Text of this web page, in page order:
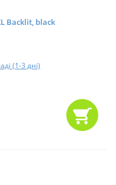
Backlit, black
(1-3 дні)